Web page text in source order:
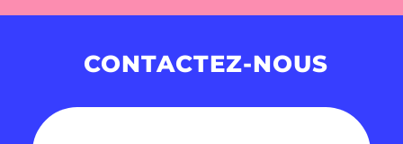
CONTACTEZ-NOUS